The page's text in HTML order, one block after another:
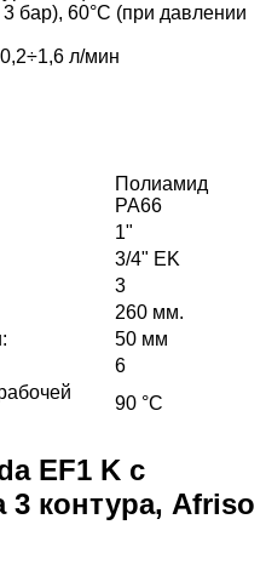
бар), 60°C (при давлении
л/мин
Полиамид
PA66
1"
3/4" EK
3
260 мм.
50 мм
6
90 °C
EF1 K с
контура, Afriso